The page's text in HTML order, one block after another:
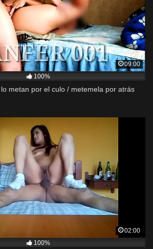
09:00
100%
metan por el culo / metemela por atrás
02:00
100%